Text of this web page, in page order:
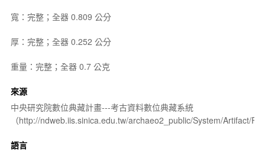
寬：完整；全器 0.809 公分
厚：完整；全器 0.252 公分
重量：完整；全器 0.7 公克
來源
中央研究院數位典藏計畫---考古資料數位典藏系統
（http://ndweb.iis.sinica.edu.tw/archaeo2_public/System/Artifact/
語言